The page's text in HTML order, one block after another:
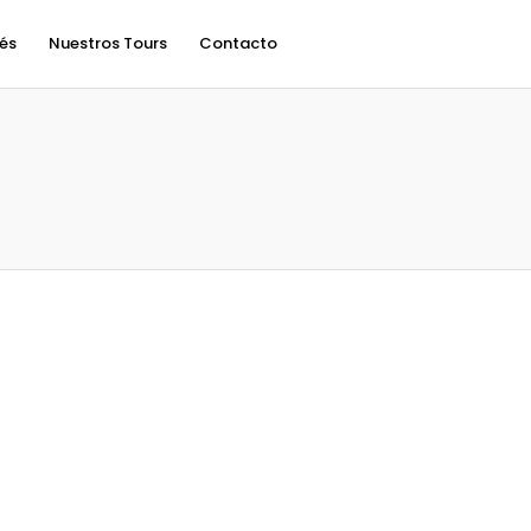
Nuestros Tours Contacto